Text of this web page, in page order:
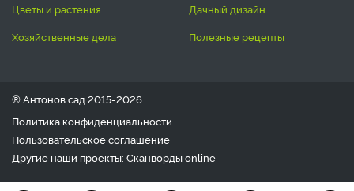
цветы и растения
дачный дизайн
хозяйственные дела
полезные рецепты
® Антонов сад 2015-2026
Политика конфиденциальности
Пользовательское соглашение
Другие наши проекты: Сканвордыonline
Любое использование материала допускается только с